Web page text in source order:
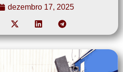
dezembro 17, 2025